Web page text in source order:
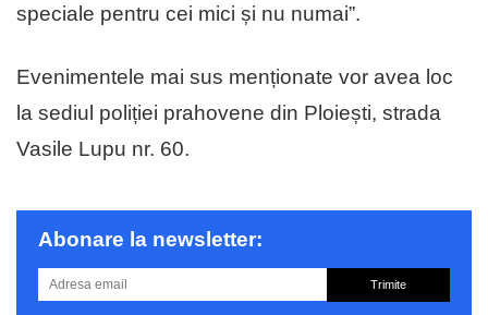
speciale pentru cei mici și nu numai”.
Evenimentele mai sus menționate vor avea loc
la sediul poliției prahovene din Ploiești, strada
Vasile Lupu nr. 60.
Abonare la newsletter:
Trimite